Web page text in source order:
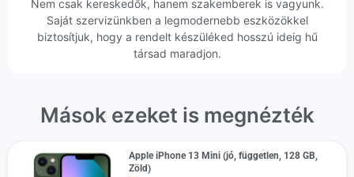
Nem csak kereskedők, hanem szakemberek is vagyunk.
Saját szervizünkben a legmodernebb eszközökkel
biztosítjuk, hogy a rendelt készüléked hosszú ideig hű
társad maradjon.
Mások ezeket is megnézték
Apple iPhone 13 Mini (jó, független, 128 GB,
Zöld)